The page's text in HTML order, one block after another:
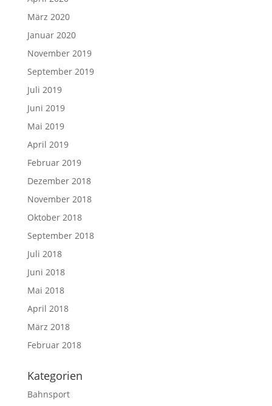
März 2020
Januar 2020
November 2019
September 2019
Juli 2019
Juni 2019
Mai 2019
April 2019
Februar 2019
Dezember 2018
November 2018
Oktober 2018
September 2018
Juli 2018
Juni 2018
Mai 2018
April 2018
März 2018
Februar 2018
Kategorien
Bahnsport